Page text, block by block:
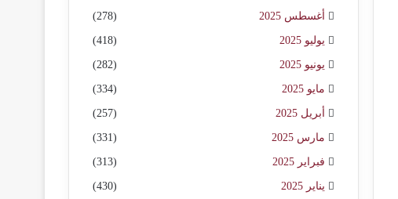
أغسطس 2025 (278)
يوليو 2025 (418)
يونيو 2025 (282)
مايو 2025 (334)
أبريل 2025 (257)
مارس 2025 (331)
فبراير 2025 (313)
يناير 2025 (430)